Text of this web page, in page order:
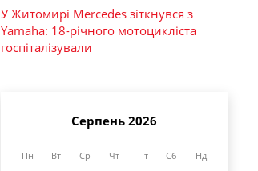
У Житомирі Mercedes зіткнувся з
Yamaha: 18-річного мотоцикліста
госпіталізували
Серпень 2026
Пн Вт Ср Чт Пт Сб Нд